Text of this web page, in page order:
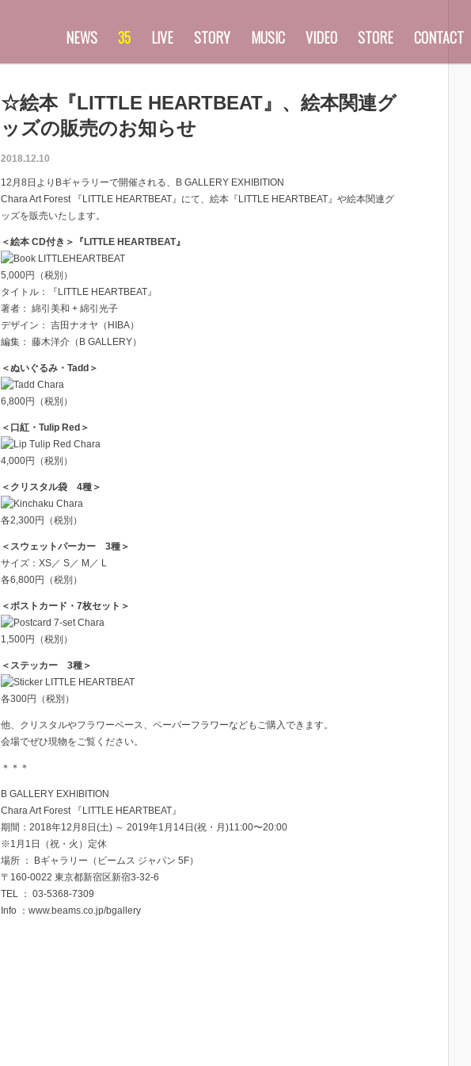
NEWS 35 LIVE STORY MUSIC VIDEO STORE CONTACT
☆絵本『LITTLE HEARTBEAT』、絵本関連グ
ッズの販売のお知らせ
2018.12.10
12月8日よりBギャラリーで開催される、B GALLERY EXHIBITION
Chara Art Forest 『LITTLE HEARTBEAT』にて、絵本『LITTLE HEARTBEAT』や絵本関連グ
ッズを販売いたします。
＜絵本 CD付き＞『LITTLE HEARTBEAT』
5,000円（税別）
タイトル：『LITTLE HEARTBEAT』
著者： 綿引美和 + 綿引光子
デザイン： 吉田ナオヤ（HIBA）
編集： 藤木洋介（B GALLERY）
＜ぬいぐるみ・Tadd＞
6,800円（税別）
＜口紅・Tulip Red＞
4,000円（税別）
＜クリスタル袋 4種＞
各2,300円（税別）
＜スウェットパーカー 3種＞
サイズ：XS／ S／ M／ L
各6,800円（税別）
＜ポストカード・7枚セット＞
1,500円（税別）
＜ステッカー 3種＞
各300円（税別）
他、クリスタルやフラワーベース、ペーパーフラワーなどもご購入できます。
会場でぜひ現物をご覧ください。
＊＊＊
B GALLERY EXHIBITION
Chara Art Forest 『LITTLE HEARTBEAT』
期間：2018年12月8日(土) ～ 2019年1月14日(祝・月)11:00〜20:00
※1月1日（祝・火）定休
場所 ： Bギャラリー（ビームス ジャパン 5F）
〒160-0022 東京都新宿区新宿3-32-6
TEL ： 03-5368-7309
Info ：www.beams.co.jp/bgallery